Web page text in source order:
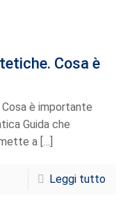
Cosa è
è importante
Guida che
a […]
Leggi tutto